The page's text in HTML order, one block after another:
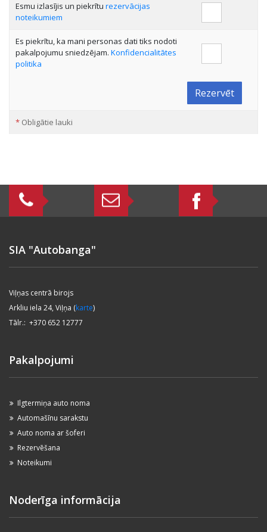
Esmu izlasījis un piekrītu rezervācijas
noteikumiem
Es piekrītu, ka mani personas dati tiks nodoti
pakalpojumu sniedzējam. Konfidencialitātes
politika
Rezervēt
* Obligātie lauki
SIA "Autobanga"
Viļņas centrā birojs
Arkliu iela 24, Viļņa (karte)
Tālr.: +370 652 12777
Pakalpojumi
Ilgtermiņa auto noma
Automašīnu sarakstu
Auto noma ar šoferi
Rezervēšana
Noteikumi
Noderīga informācija